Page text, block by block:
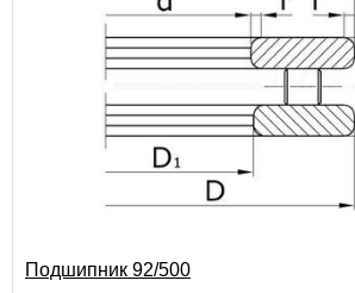
Подшипник 92/500